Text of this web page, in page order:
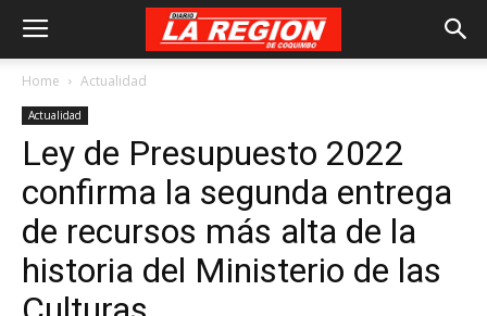
Home Actualidad
Actualidad
Ley de Presupuesto 2022
confirma la segunda entrega
de recursos más alta de la
historia del Ministerio de las